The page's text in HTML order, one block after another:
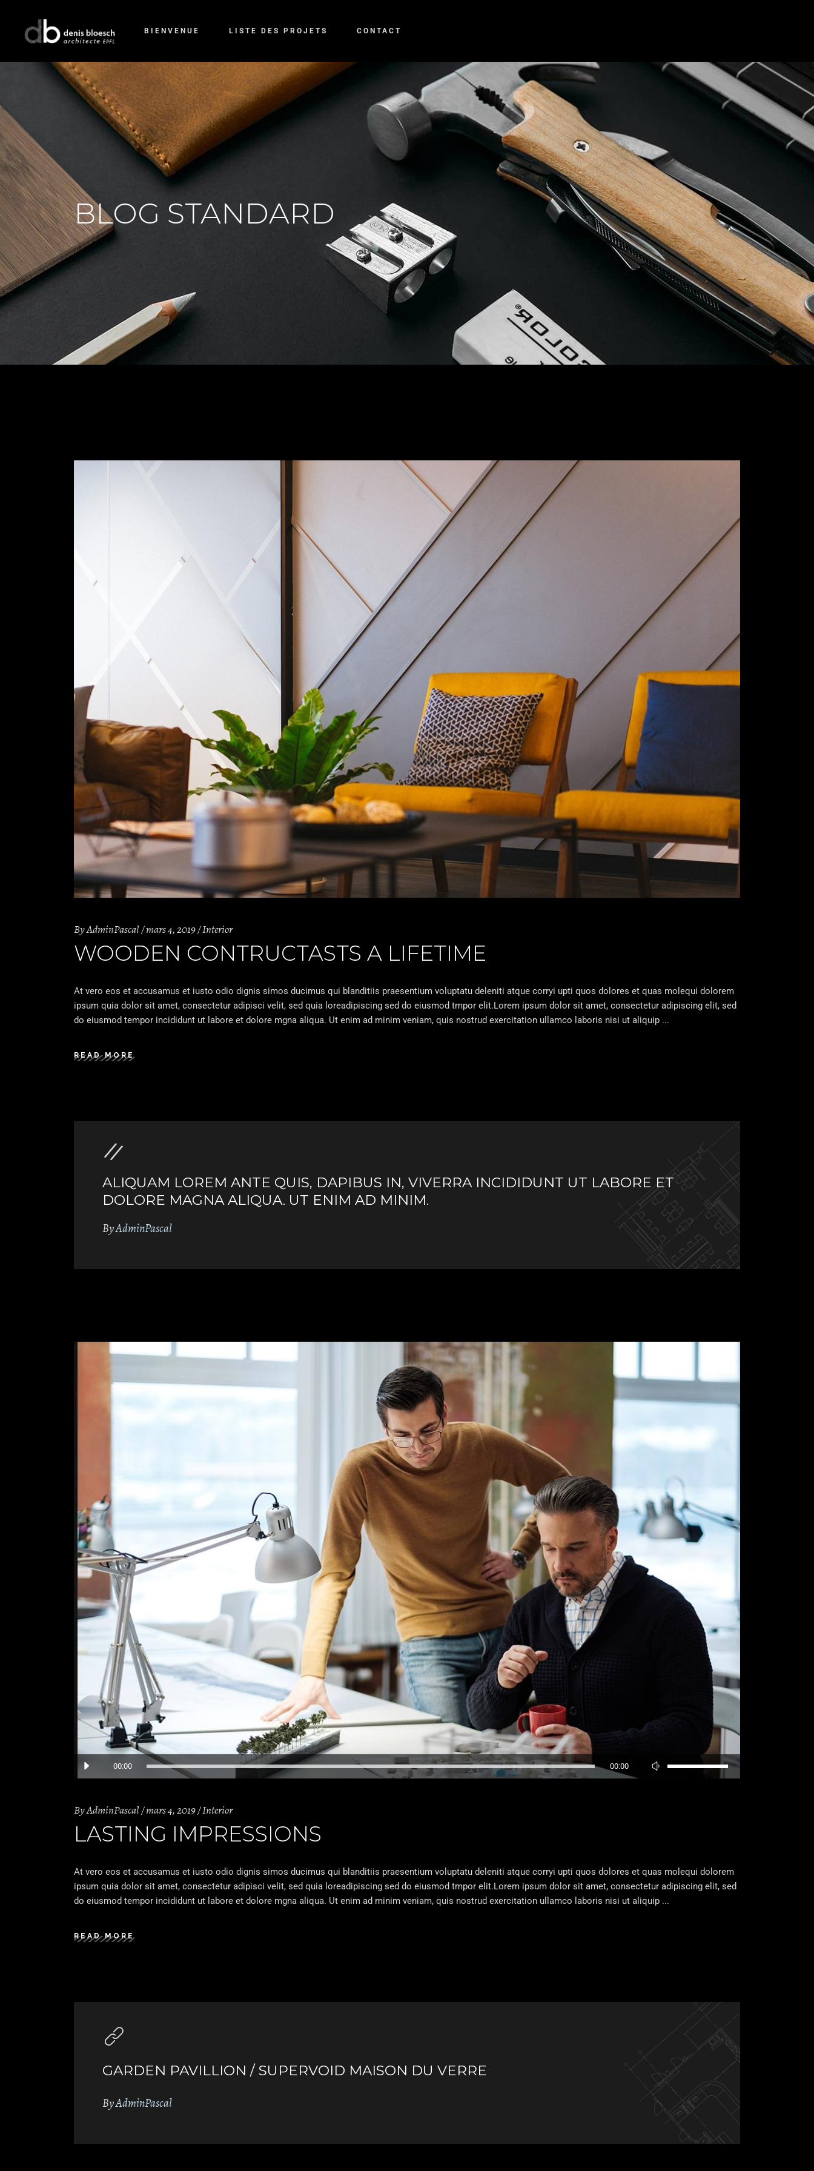
BIENVENUE LISTE DES PROJETS CONTACT
BLOG STANDARD
ByAdminPascal mars 4, 2019 Interior
WOODEN CONTRUCTASTS A LIFETIME
At vero eos et accusamus et iusto odio dignis simos ducimus qui blanditiis praesentium voluptatu deleniti atque corryi upti quos dolores et quas molequi dolorem
ipsum quia dolor sit amet, consectetur adipisci velit, sed quia loreadipiscing sed do eiusmod tmpor elit.Lorem ipsum dolor sit amet, consectetur adipiscing elit, sed
do eiusmod tempor incididunt ut labore et dolore mgna aliqua. Ut enim ad minim veniam, quis nostrud exercitation ullamco laboris nisi ut aliquip
READ MORE
ALIQUAM LOREM ANTE QUIS, DAPIBUS IN, VIVERRA INCIDIDUNT UT LABORE ET
DOLORE MAGNA ALIQUA. UT ENIM AD MINIM.
ByAdminPascal
Lecteur
00:00 00:00
le
volume.
ByAdminPascal mars 4, 2019 Interior
LASTING IMPRESSIONS
At vero eos et accusamus et iusto odio dignis simos ducimus qui blanditiis praesentium voluptatu deleniti atque corryi upti quos dolores et quas molequi dolorem
ipsum quia dolor sit amet, consectetur adipisci velit, sed quia loreadipiscing sed do eiusmod tmpor elit.Lorem ipsum dolor sit amet, consectetur adipiscing elit, sed
do eiusmod tempor incididunt ut labore et dolore mgna aliqua. Ut enim ad minim veniam, quis nostrud exercitation ullamco laboris nisi ut aliquip
READ MORE
GARDEN PAVILLION / SUPERVOID MAISON DU VERRE
ByAdminPascal